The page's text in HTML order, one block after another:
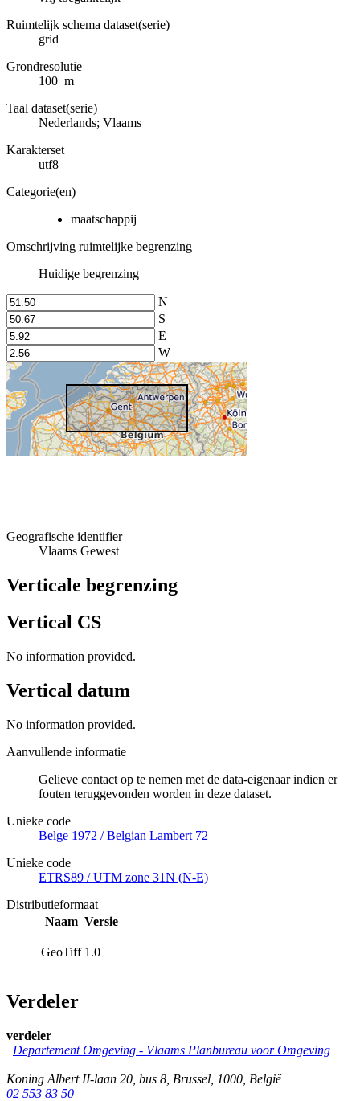
Ruimtelijk schema dataset(serie)
grid
Grondresolutie
100 m
Taal dataset(serie)
Nederlands; Vlaams
Karakterset
utf8
Categorie(en)
maatschappij
Omschrijving ruimtelijke begrenzing
Huidige begrenzing
N
S
E
W
Geografische identifier
Vlaams Gewest
Verticale begrenzing
Vertical CS
No information provided.
Vertical datum
No information provided.
Aanvullende informatie
Gelieve contact op te nemen met de data-eigenaar indien er
fouten teruggevonden worden in deze dataset.
Unieke code
Belge 1972 / Belgian Lambert 72
Unieke code
ETRS89 / UTM zone 31N (N-E)
Distributieformaat
Naam Versie
GeoTiff 1.0
Verdeler
verdeler
Departement Omgeving - Vlaams Planbureau voor Omgeving
Koning Albert II-laan 20, bus 8 Brussel 1000 België
02 553 83 50